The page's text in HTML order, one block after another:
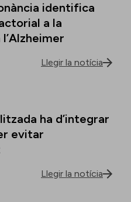
identifica
a la
Llegir la notícia
ha d’integrar
evitar
Llegir la notícia